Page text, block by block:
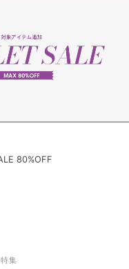
80%OFF
特集